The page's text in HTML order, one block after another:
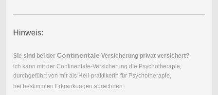
Hinweis:
Sie sind bei der Continentale Versicherung privat versichert?
ich kann mit der Continentale-Versicherung die Psychotherapie,
durchgeführt von mir als Heil-praktikerin für Psychotherapie,
bei bestimmten Erkrankungen abrechnen.